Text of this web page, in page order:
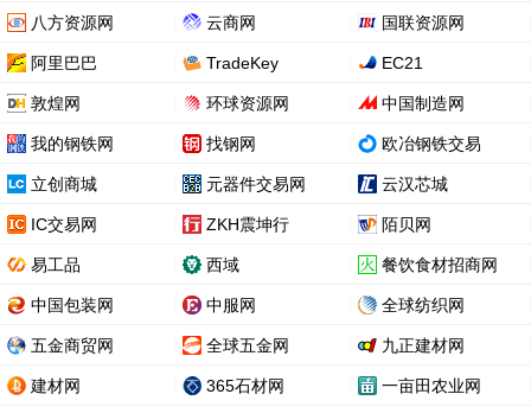
八方资源网 云商网 国联资源网
阿里巴巴 TradeKey EC21
敦煌网 环球资源网 中国制造网
我的钢铁网 找钢网 欧冶钢铁交易
立创商城 元器件交易网 云汉芯城
IC交易网 ZKH震坤行 陌贝网
易工品 西域 餐饮食材招商网
中国包装网 中服网 全球纺织网
五金商贸网 全球五金网 九正建材网
建材网 365石材网 一亩田农业网